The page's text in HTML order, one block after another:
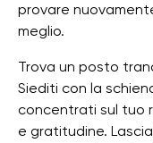
provare
meglio.
Trova un posto
Siediti con la
concentrati sul tuo
e gratitudine.